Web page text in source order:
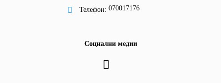
Телефон: 070017176
Социални медии